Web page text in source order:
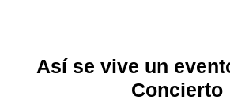
Así se vive un
Concierto